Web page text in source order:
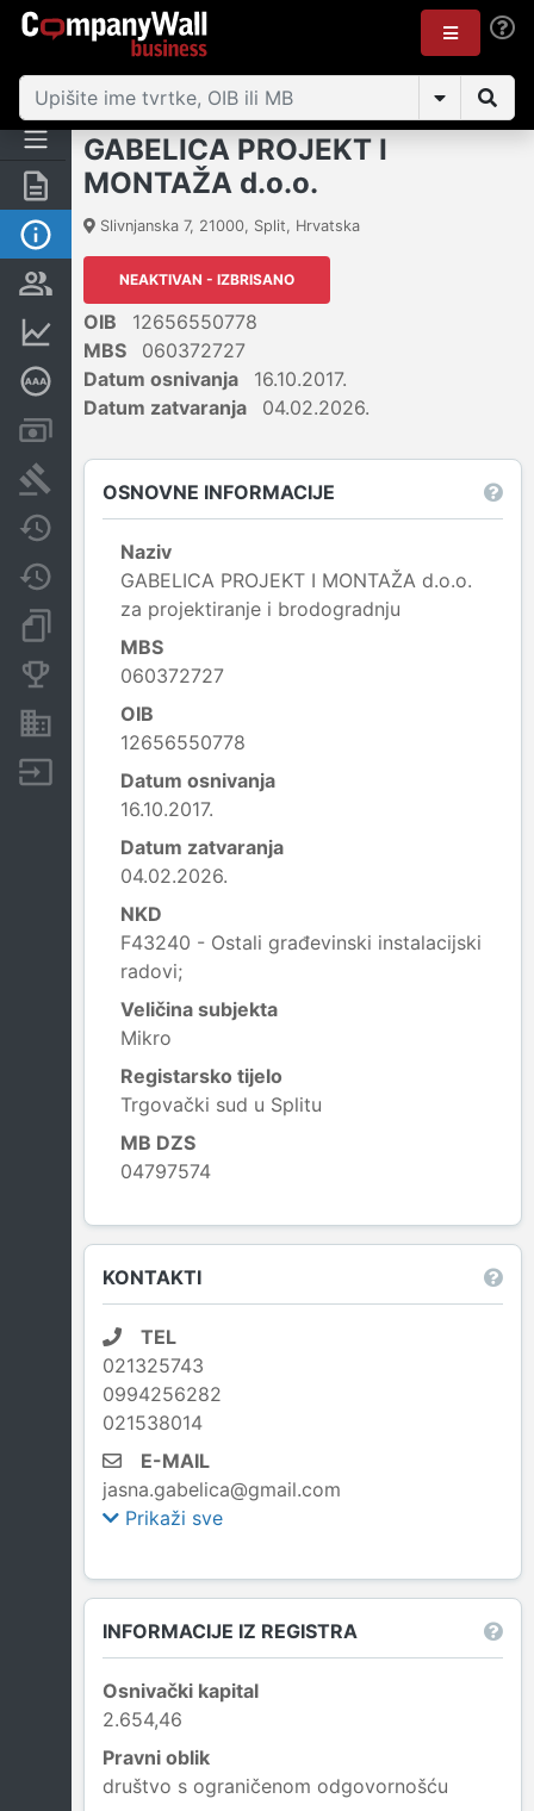
Sažetak
Osnovne informacije
Osobe i vlasništvo
Financijski podaci
Dubinska bonitetna ocjena
Promjene
Dokumenti i objave
Konkurentske tvrtke
Nekretnine i imovina
GABELICA PROJEKT I
MONTAŽA d.o.o.
Slivnjanska 7, 21000, Split, Hrvatska
NEAKTIVAN - IZBRISANO
OIB
12656550778
MBS
060372727
Datum osnivanja
16.10.2017.
Datum zatvaranja
04.02.2026.
OSNOVNE INFORMACIJE
Naziv
GABELICA PROJEKT I MONTAŽA d.o.o.
za projektiranje i brodogradnju
MBS
060372727
OIB
12656550778
Datum osnivanja
16.10.2017.
Datum zatvaranja
04.02.2026.
NKD
F43240 - Ostali građevinski instalacijski
radovi;
Veličina subjekta
Mikro
Registarsko tijelo
Trgovački sud u Splitu
MB DZS
04797574
KONTAKTI
TEL
021325743
0994256282
021538014
E-MAIL
jasna.gabelica@gmail.com
Prikaži sve
INFORMACIJE IZ REGISTRA
Osnivački kapital
2.654,46
Pravni oblik
društvo s ograničenom odgovornošću